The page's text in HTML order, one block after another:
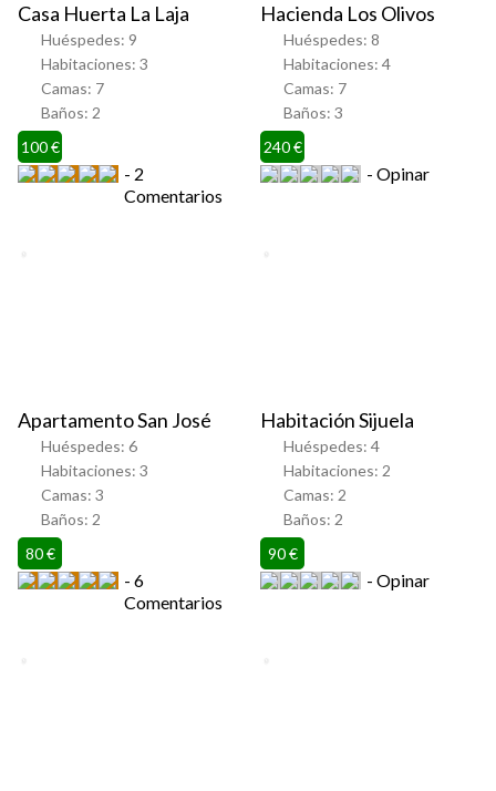
Casa Huerta La Laja
Huéspedes: 9
Habitaciones: 3
Camas: 7
Baños: 2
100 €
2
Comentarios
Hacienda Los Olivos
Huéspedes: 8
Habitaciones: 4
Camas: 7
Baños: 3
240 €
Opinar
Apartamento San José
Huéspedes: 6
Habitaciones: 3
Camas: 3
Baños: 2
80 €
6
Comentarios
Habitación Sijuela
Huéspedes: 4
Habitaciones: 2
Camas: 2
Baños: 2
90 €
Opinar